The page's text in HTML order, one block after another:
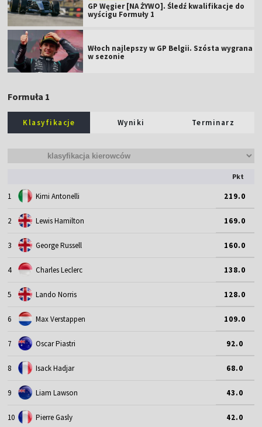
GP Węgier [NA ŻYWO]. Śledź kwalifikacje do
wyścigu Formuły 1
Włoch najlepszy w GP Belgii. Szósta wygrana
w sezonie
Formuła 1
Klasyfikacje Wyniki Terminarz
Pkt
1 Kimi Antonelli 219.0
2 Lewis Hamilton 169.0
3 George Russell 160.0
4 Charles Leclerc 138.0
5 Lando Norris 128.0
6 Max Verstappen 109.0
7 Oscar Piastri 92.0
8 Isack Hadjar 68.0
9 Liam Lawson 43.0
10 Pierre Gasly 42.0